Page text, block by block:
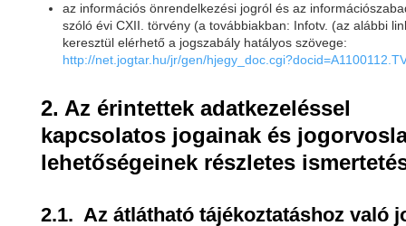
az információs önrendelkezési jogról és az
szóló évi CXII. törvény (a továbbiakban: Infotv. (az alábbi
keresztül elérhető a jogszabály hatályos szövege:
http://net.jogtar.hu/jr/gen/
2. Az érintettek adatkezeléssel
kapcsolatos jogainak és
lehetőségeinek részletes
2.1. Az átlátható tájékoztatáshoz való